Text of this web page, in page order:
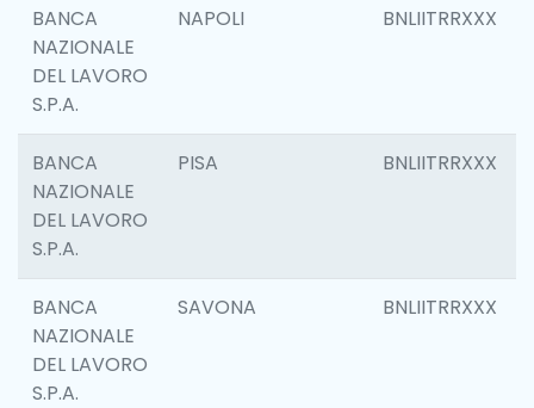
BANCA
NAZIONALE
DEL LAVORO
S.P.A.
NAPOLI BNLIITRRXXX
BANCA
NAZIONALE
DEL LAVORO
S.P.A.
PISA BNLIITRRXXX
BANCA
NAZIONALE
DEL LAVORO
S.P.A.
SAVONA BNLIITRRXXX